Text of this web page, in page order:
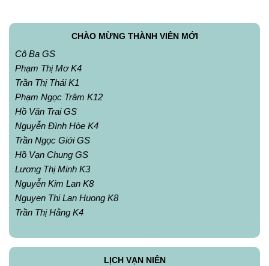
CHÀO MỪNG THÀNH VIÊN MỚI
Cô Ba GS
Phạm Thị Mơ K4
Trần Thị Thái K1
Phạm Ngọc Trâm K12
Hồ Văn Trai GS
Nguyễn Đình Hòe K4
Trần Ngọc Giới GS
Hồ Vạn Chung GS
Lương Thị Minh K3
Nguyễn Kim Lan K8
Nguyen Thi Lan Huong K8
Trần Thị Hằng K4
LỊCH VẠN NIÊN